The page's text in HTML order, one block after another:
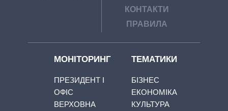
КОНТАКТИ
ПРАВИЛА
МОНІТОРИНГ
ПРЕЗИДЕНТ І
ОФІС
ВЕРХОВНА
ТЕМАТИКИ
БІЗНЕС
ЕКОНОМІКА
КУЛЬТУРА